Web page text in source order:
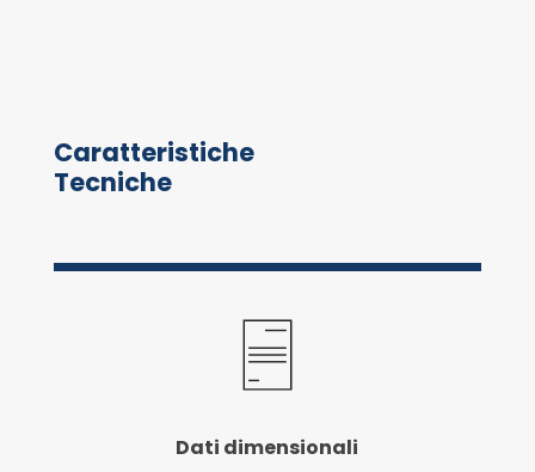
Caratteristiche
Tecniche
Dati dimensionali